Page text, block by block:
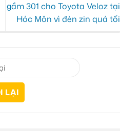
gầm 301 cho Toyota Veloz tại
Hóc Môn vì đèn zin quá tối